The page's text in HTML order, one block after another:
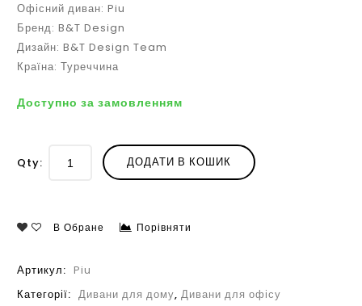
Офісний диван: Piu
Бренд: B&T Design
Дизайн: B&T Design Team
Країна: Туреччина
Доступно за замовленням
Qty: ДОДАТИ В КОШИК
В Обране Порівняти
Артикул: Piu
Категорії: Дивани для дому, Дивани для офісу